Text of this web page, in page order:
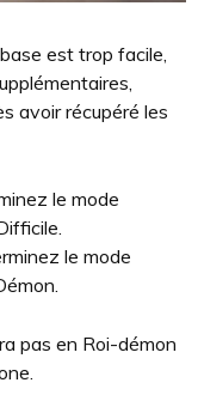
est trop facile,
avoir récupéré les
le mode
le mode
pas en Roi-démon